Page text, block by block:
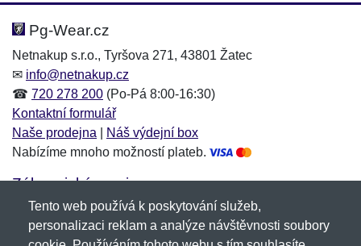
Pg-Wear.cz
Netnakup s.r.o., Tyršova 271, 43801 Žatec
✉ info@netnakup.cz
☎ 720 278 200 (Po-Pá 8:00-16:30)
Kontaktní formulář
Naše prodejna
Náš výdejní box
Nabízíme mnoho možností plateb.
Zákaznický servis
Novinky emailem
Tento web používá k poskytování služeb,
personalizaci reklam a analýze návštěvnosti soubory